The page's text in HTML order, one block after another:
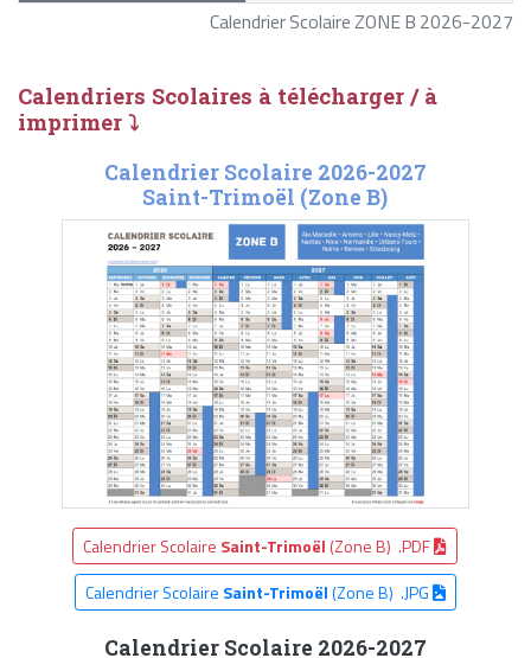
Calendrier Scolaire ZONE B 2026-2027
Calendriers Scolaires à télécharger / à
imprimer ⤵
Calendrier Scolaire 2026-2027
Saint-Trimoël (Zone B)
Calendrier Scolaire Saint-Trimoël (Zone B) .PDF
Calendrier Scolaire Saint-Trimoël(Zone B) .JPG
Calendrier Scolaire 2026-2027